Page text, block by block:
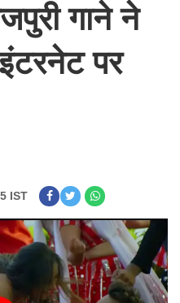
गाने ने
इंटरनेट पर
IST